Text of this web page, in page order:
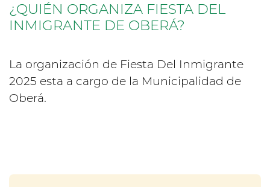
¿QUIÉN ORGANIZA FIESTA DEL
INMIGRANTE DE OBERÁ?
La organización de Fiesta Del Inmigrante
2025 esta a cargo de la Municipalidad de
Oberá.